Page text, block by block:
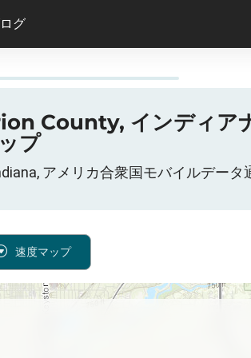
グ
County, インディア
プ
アメリカ合衆国モバイルデータ
速度マップ